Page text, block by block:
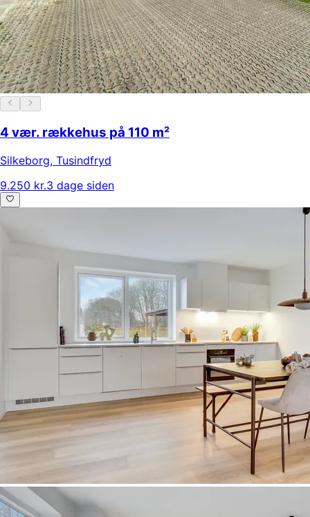
4 vær. rækkehus på 110 m²
Silkeborg, Tusindfryd
9.250 kr.3 dage siden